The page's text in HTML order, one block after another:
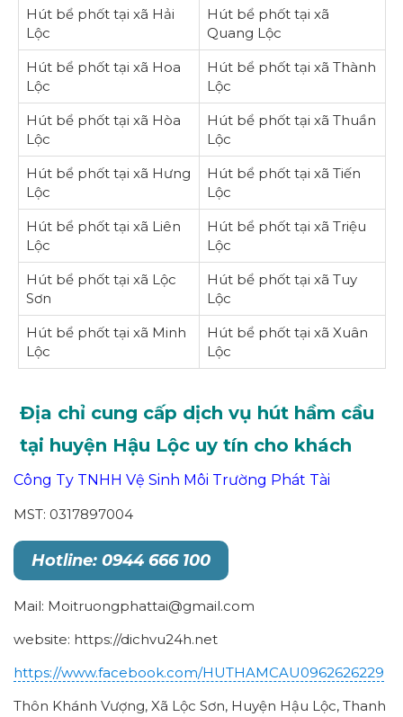
Hút bể phốt tại xã Hải
Lộc
Hút bể phốt tại xã
Quang Lộc
Hút bể phốt tại xã Hoa
Lộc
Hút bể phốt tại xã Thành
Lộc
Hút bể phốt tại xã Hòa
Lộc
Hút bể phốt tại xã Thuần
Lộc
Hút bể phốt tại xã Hưng
Lộc
Hút bể phốt tại xã Tiến
Lộc
Hút bể phốt tại xã Liên
Lộc
Hút bể phốt tại xã Triệu
Lộc
Hút bể phốt tại xã Lộc
Sơn
Hút bể phốt tại xã Tuy
Lộc
Hút bể phốt tại xã Minh
Lộc
Hút bể phốt tại xã Xuân
Lộc
Địa chỉ cung cấp dịch vụ hút hầm cầu
tại huyện Hậu Lộc uy tín cho khách
Công Ty TNHH Vệ Sinh Môi Trường Phát Tài
MST: 0317897004
Hotline: 0944 666 100
Mail: Moitruongphattai@gmail.com
website: https://dichvu24h.net
https://www.facebook.com/HUTHAMCAU0962626229
Thôn Khánh Vượng, Xã Lộc Sơn, Huyện Hậu Lộc, Thanh